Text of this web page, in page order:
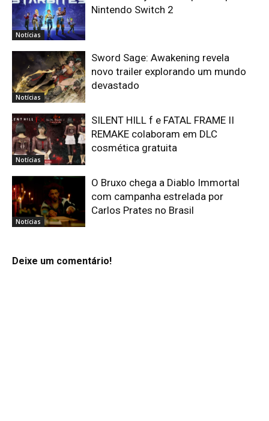
Notícias
Nintendo Switch 2
Notícias
Sword Sage: Awakening revela
novo trailer explorando um mundo
devastado
Notícias
SILENT HILL f e FATAL FRAME II
REMAKE colaboram em DLC
cosmética gratuita
Notícias
O Bruxo chega a Diablo Immortal
com campanha estrelada por
Carlos Prates no Brasil
Deixe um comentário!